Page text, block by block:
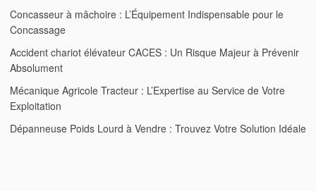
Concasseur à mâchoire : L’Équipement Indispensable pour le
Concassage
Accident chariot élévateur CACES : Un Risque Majeur à Prévenir
Absolument
Mécanique Agricole Tracteur : L’Expertise au Service de Votre
Exploitation
Dépanneuse Poids Lourd à Vendre : Trouvez Votre Solution Idéale